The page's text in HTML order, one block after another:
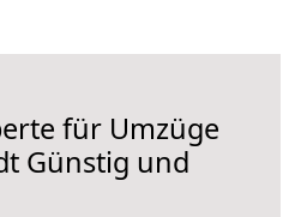
für Umzüge
Günstig und